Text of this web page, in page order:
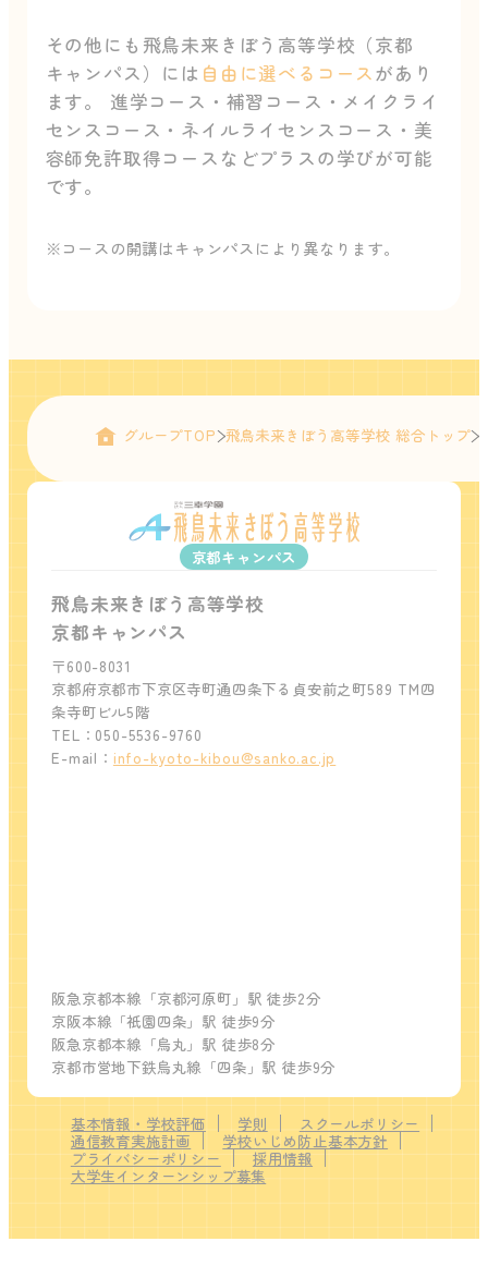
その他にも飛鳥未来きぼう高等学校（京都
キャンパス）には 自由に選べるコースがあり
ます。 進学コース・補習コース・メイクライ
センスコース・ネイルライセンスコース・美
容師免許取得コースなどプラスの学びが可能
です。
※コースの開講はキャンパスにより異なります。
グループTOP 飛鳥未来きぼう高等学校 総合トップ
京都キャンパス
飛鳥未来きぼう高等学校
京都キャンパス
〒600-8031
京都府京都市下京区寺町通四条下る貞安前之町589 TM四
条寺町ビル5階
TEL：050-5536-9760
E-mail： info-kyoto-kibou@sanko.ac.jp
阪急京都本線「京都河原町」駅 徒歩2分
京阪本線「祇園四条」駅 徒歩9分
阪急京都本線「烏丸」駅 徒歩8分
京都市営地下鉄烏丸線「四条」駅 徒歩9分
基本情報・学校評価 学則
スクールポリシー
通信教育実施計画
学校いじめ防止基本方針
プライバシーポリシー
採用情報
大学生インターンシップ募集